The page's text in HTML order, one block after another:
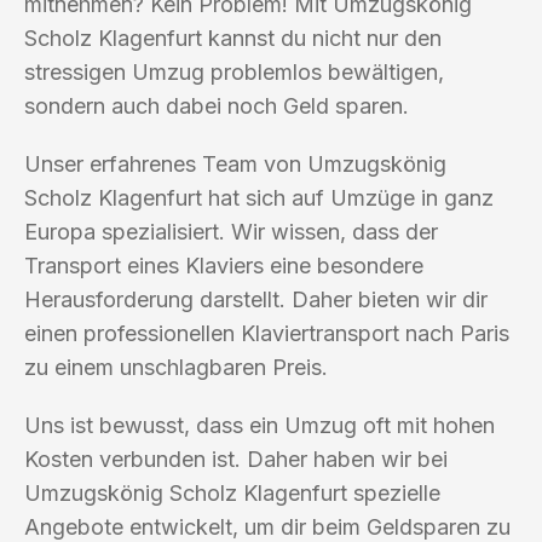
Scholz Klagenfurt kannst du nicht nur den
stressigen Umzug problemlos bewältigen,
sondern auch dabei noch Geld sparen.
Unser erfahrenes Team von Umzugskönig
Scholz Klagenfurt hat sich auf Umzüge in ganz
Europa spezialisiert. Wir wissen, dass der
Transport eines Klaviers eine besondere
Herausforderung darstellt. Daher bieten wir dir
einen professionellen Klaviertransport nach Paris
zu einem unschlagbaren Preis.
Uns ist bewusst, dass ein Umzug oft mit hohen
Kosten verbunden ist. Daher haben wir bei
Umzugskönig Scholz Klagenfurt spezielle
Angebote entwickelt, um dir beim Geldsparen zu